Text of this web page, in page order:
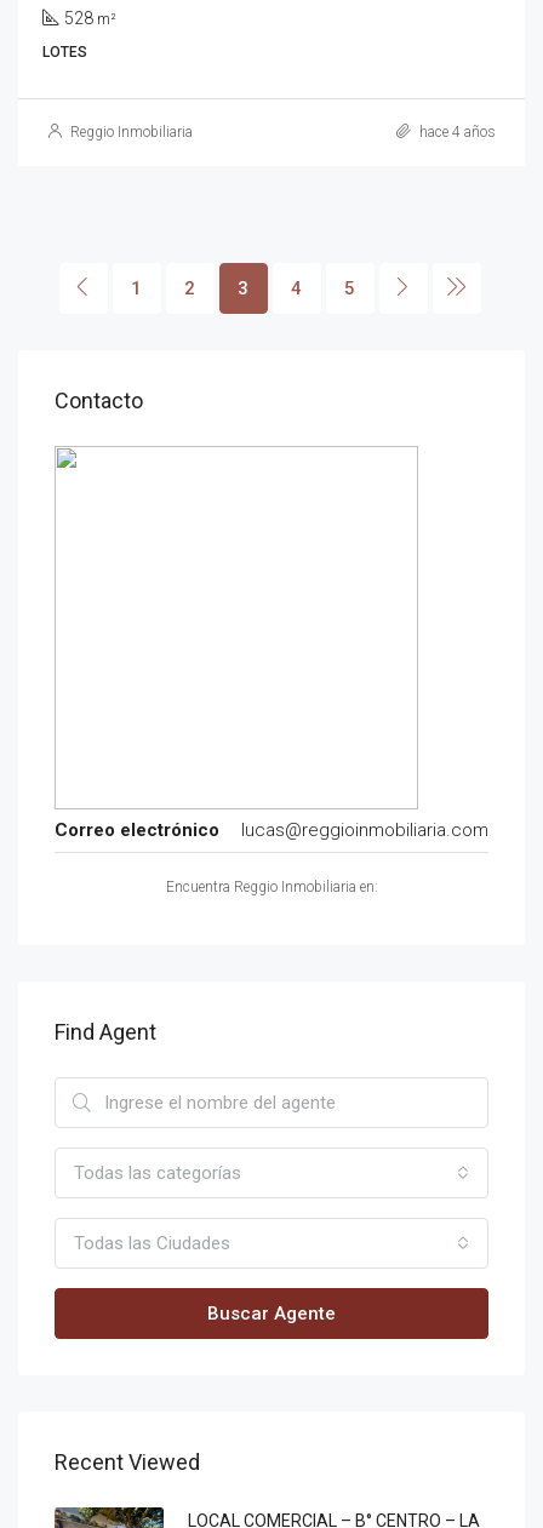
528 m²
LOTES
Reggio Inmobiliaria hace 4 años
1 2 3 4 5
Contacto
Correo electrónico lucas@reggioinmobiliaria.com
Encuentra Reggio Inmobiliaria en:
Find Agent
Todas las categorías
Todas las Ciudades
Buscar Agente
Recent Viewed
LOCAL COMERCIAL – B° CENTRO – LA